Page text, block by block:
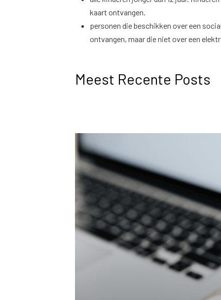
kaart ontvangen.
personen die beschikken over een
ontvangen, maar die niet over een
Meest Recente Posts